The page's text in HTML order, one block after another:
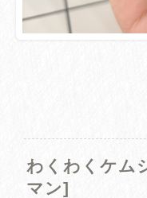
わくわくケム
マン]